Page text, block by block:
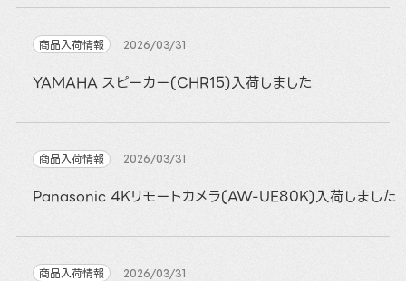
商品入荷情報 2026/03/31
YAMAHA スピーカー(CHR15)入荷しました
商品入荷情報 2026/03/31
Panasonic 4Kリモートカメラ(AW-UE80K)入荷しました
商品入荷情報 2026/03/31